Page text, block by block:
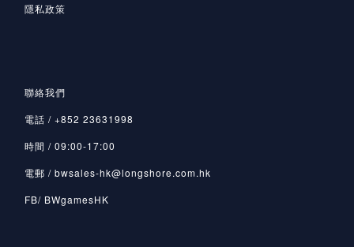
隱私政策
聯絡我們
電話 / +852 23631998
時間 / 09:00-17:00
電郵 / bwsales-hk@longshore.com.hk
FB/ BWgamesHK